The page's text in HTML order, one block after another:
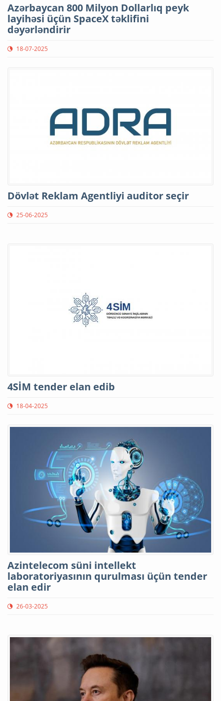
Azərbaycan 800 Milyon Dollarlıq peyk
layihəsi üçün SpaceX təklifini
dəyərləndirir
18-07-2025
Dövlət Reklam Agentliyi auditor seçir
25-06-2025
4SİM tender elan edib
18-04-2025
Azintelecom süni intellekt
laboratoriyasının qurulması üçün tender
elan edir
26-03-2025